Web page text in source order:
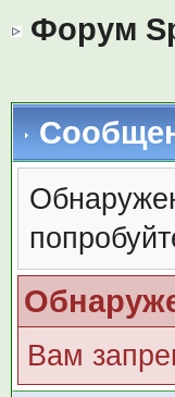
Форум
Вам